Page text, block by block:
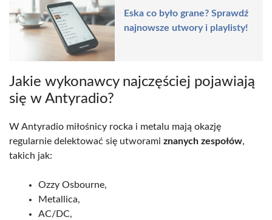
Eska co było grane? Sprawdź
najnowsze utwory i playlisty!
Jakie wykonawcy najczęściej pojawiają
się w Antyradio?
W Antyradio miłośnicy rocka i metalu mają okazję
regularnie delektować się utworami znanych zespołów,
takich jak:
Ozzy Osbourne,
Metallica,
AC/DC,